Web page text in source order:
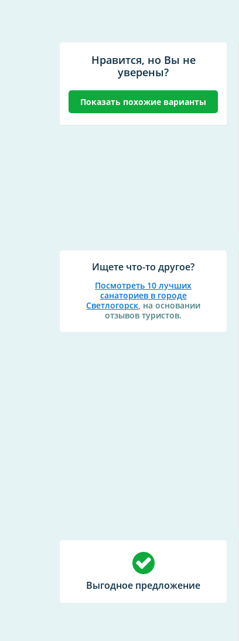
Нравится, но Вы не
уверены?
Показать похожие варианты
Ищете что-то другое?
Посмотреть 10 лучших
санаториев в городе
Светлогорск, на основании
отзывов туристов.
Выгодное предложение